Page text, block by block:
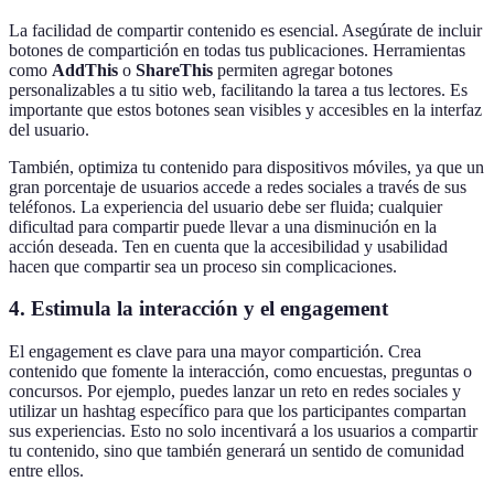
La facilidad de compartir contenido es esencial. Asegúrate de incluir
botones de compartición en todas tus publicaciones. Herramientas
como AddThis o ShareThis permiten agregar botones
personalizables a tu sitio web, facilitando la tarea a tus lectores. Es
importante que estos botones sean visibles y accesibles en la interfaz
del usuario.
También, optimiza tu contenido para dispositivos móviles, ya que un
gran porcentaje de usuarios accede a redes sociales a través de sus
teléfonos. La experiencia del usuario debe ser fluida; cualquier
dificultad para compartir puede llevar a una disminución en la
acción deseada. Ten en cuenta que la accesibilidad y usabilidad
hacen que compartir sea un proceso sin complicaciones.
4. Estimula la interacción y el engagement
El engagement es clave para una mayor compartición. Crea
contenido que fomente la interacción, como encuestas, preguntas o
concursos. Por ejemplo, puedes lanzar un reto en redes sociales y
utilizar un hashtag específico para que los participantes compartan
sus experiencias. Esto no solo incentivará a los usuarios a compartir
tu contenido, sino que también generará un sentido de comunidad
entre ellos.